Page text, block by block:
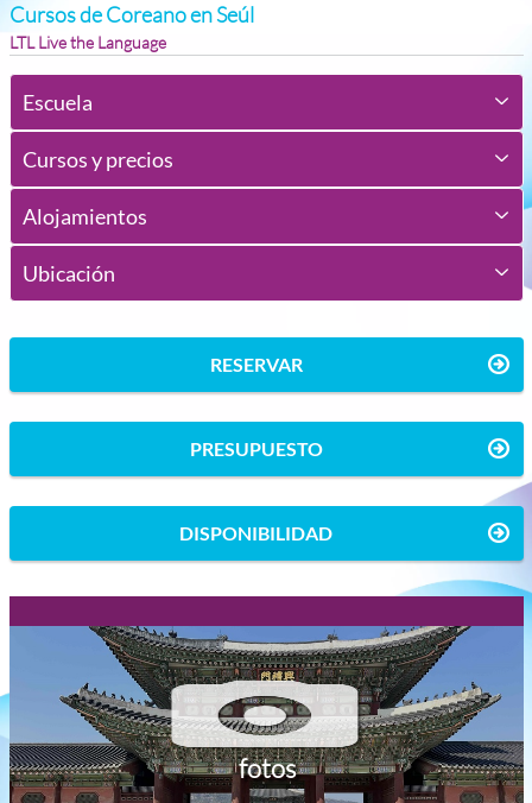
Cursos de Coreano en Seúl
LTL Live the Language
Escuela
Cursos y precios
Alojamientos
Ubicación
RESERVAR
PRESUPUESTO
DISPONIBILIDAD
fotos